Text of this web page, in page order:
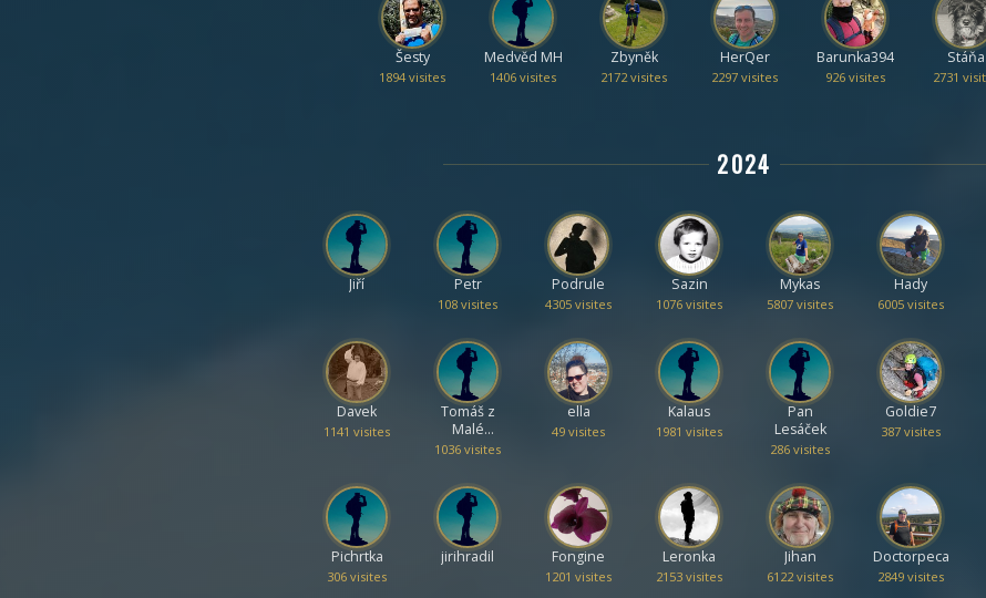
Šesty
1894 visites
Medvěd MH
1406 visites
Zbyněk
2172 visites
HerQer
2297 visites
Barunka394
926 visites
Stáňa
2731
2024
Jiří Petr
108 visites
Podrule
4305 visites
Sazin
1076 visites
Mykas
5807 visites
Hady
6005 visites
Davek
1141 visites
Tomáš z
Malé
Paseky
1036 visites
ella
49 visites
Kalaus
1981 visites
Pan
Lesáček
286 visites
Goldie7
387 visites
Pichrtka
306 visites
jirihradil Fongine
1201 visites
Leronka
2153 visites
Jihan
6122 visites
Doctorpeca
2849 visites